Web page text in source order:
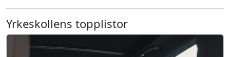
Yrkeskollens topplistor